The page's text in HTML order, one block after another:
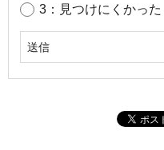
3：見つけにくかった